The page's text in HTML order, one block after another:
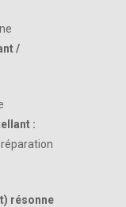
/
:
résonne